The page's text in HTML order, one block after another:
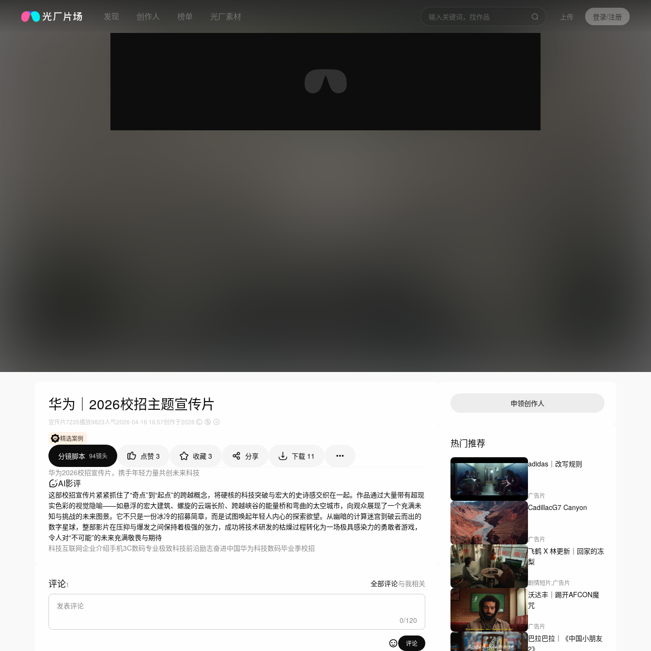
发现 创作人 榜单 光厂素材 上传 登录/注册
华为｜2026校招主题宣传片
宣传片7235播放9823人气2026-04-16 16:57创作于2026
精选案例
分镜脚本 94镜头 点赞 3 收藏 3 分享 下载 11
华为2026校招宣传片，携手年轻力量共创未来科技
AI影评
这部校招宣传片紧紧抓住了“奇点”到“起点”的跨越概念，将硬核的科技突破与宏大的史诗感交织在一起。作品通过大量带有超现
实色彩的视觉隐喻——如悬浮的宏大建筑、螺旋的云端长阶、跨越峡谷的能量桥和弯曲的太空城市，向观众展现了一个充满未
知与挑战的未来图景。它不只是一份冰冷的招募简章，而是试图唤起年轻人内心的探索欲望。从幽暗的计算迷宫到破云而出的
数字星球，整部影片在压抑与爆发之间保持着极强的张力，成功将技术研发的枯燥过程转化为一场极具感染力的勇敢者游戏，
令人对“不可能”的未来充满敬畏与期待
科技互联网企业介绍手机3C数码专业极致科技前沿励志奋进中国华为科技数码毕业季校招
评论1 全部评论与我相关
0/120
评论
申领创作人
热门推荐
adidas｜改写规则
广告片
CadillacG7 Canyon
广告片
飞鹤 X 林更新｜回家的冻
梨
剧情短片,广告片
沃达丰｜踢开AFCON魔
咒
广告片
巴拉巴拉｜《中国小朋友
2》